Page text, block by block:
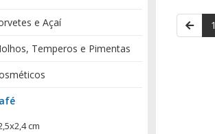
e Açaí
Temperos e Pimentas
cm